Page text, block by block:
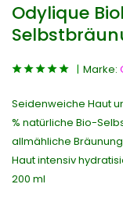
Odylique
Marke:
Seidenweiche Haut
% natürliche Bio-
allmähliche
Haut intensiv
200 ml